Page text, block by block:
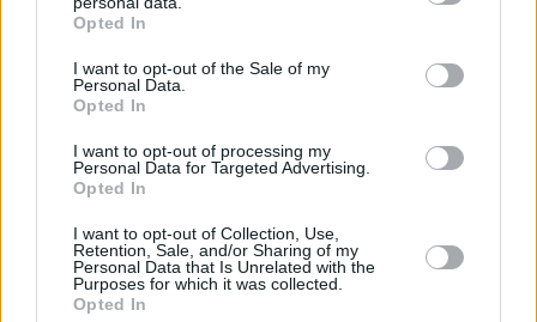
grant or deny consent to Google and its third-party tags to
use your data for below specified purposes in below Google
consent section.
Opted In
I want to opt-out of the Sale of my
Personal Data.
Opted In
I want to opt-out of processing my
Personal Data for Targeted Advertising.
Opted In
I want to opt-out of Collection, Use,
Retention, Sale, and/or Sharing of my
Personal Data that Is Unrelated with the
Purposes for which it was collected.
Opted In
Ο Γιώργος και η Κάια γνωρίστηκαν όταν και οι
δύο φοιτούσαν στο Λύκειο Lambert. Παρά τα
διαφορετικά τους προγράμματα, ο ένας
προσπαθεί να βρίσκεται συχνά στο πλευρό του
άλλου στηρίζοντάς τον στους αγώνες του και η
Κάια, φυσικά, ήταν παρούσα στις ιστορικές
των αθλητών είναι δύσκολη. Υπάρχουν πολλές
μετακινήσεις και μια καθημερινότητα γεμάτη
από περιορισμούς.